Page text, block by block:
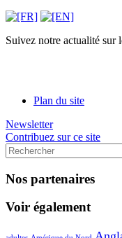
Suivez notre actualité sur
Plan du site
Newsletter
Contribuez sur ce site
Nos partenaires
Voir également
6/61
5/61
36/61
43/61
21/61
13/61
2/61
3/61
5/61
4/61